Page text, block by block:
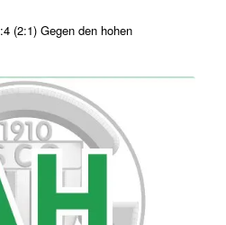
(2:1) Gegen den hohen